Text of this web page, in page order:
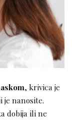
, krivica je
je nanosite.
dobija ili ne